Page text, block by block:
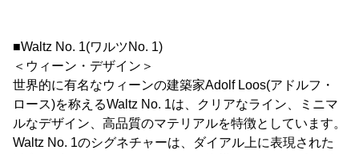
■Waltz No. 1(ワルツNo. 1)
＜ウィーン・デザイン＞
世界的に有名なウィーンの建築家Adolf Loos(アドルフ・
ロース)を称えるWaltz No. 1は、クリアなライン、ミニマ
ルなデザイン、高品質のマテリアルを特徴としています。
Waltz No. 1のシグネチャーは、ダイアル上に表現された